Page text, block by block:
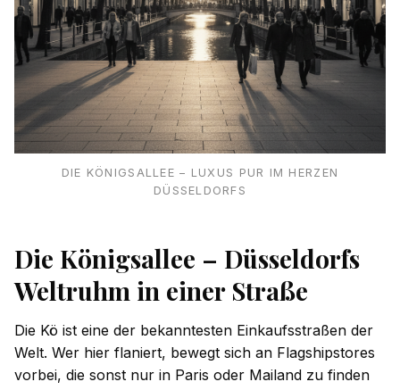
DIE KÖNIGSALLEE – LUXUS PUR IM HERZEN
DÜSSELDORFS
Die Königsallee – Düsseldorfs
Weltruhm in einer Straße
Die Kö ist eine der bekanntesten Einkaufsstraßen der
Welt. Wer hier flaniert, bewegt sich an Flagshipstores
vorbei, die sonst nur in Paris oder Mailand zu finden